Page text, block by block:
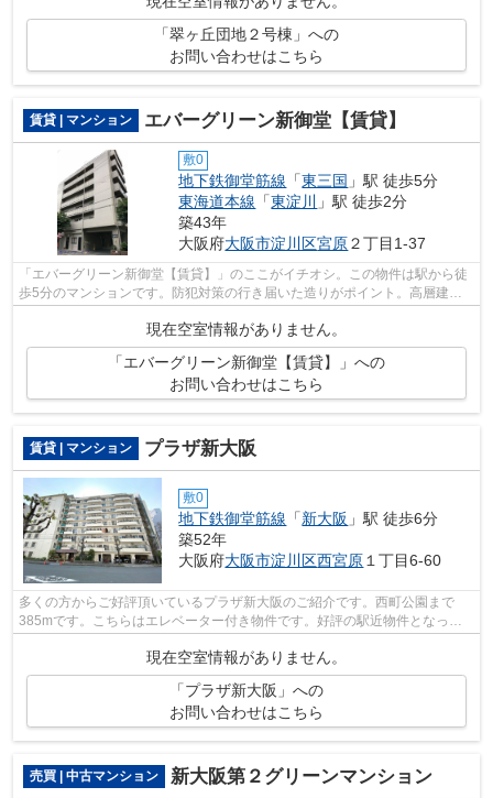
「翠ヶ丘団地２号棟」への
お問い合わせはこちら
賃貸 | マンション エバーグリーン新御堂【賃貸】
敷0
地下鉄御堂筋線 「東三国 」駅 徒歩5分
東海道本線 「東淀川
」駅 徒歩2分
築43年
大阪府大阪市淀川区宮原２丁目1-37
「エバーグリーン新御堂【賃貸】」のここがイチオシ。この物件は駅から徒
歩5分のマンションです。防犯対策の行き届いた造りがポイント。高層建築
現在空室情報がありません。
「エバーグリーン新御堂【賃貸】」への
お問い合わせはこちら
賃貸 | マンション プラザ新大阪
敷0
地下鉄御堂筋線 「新大阪 」駅 徒歩6分
築52年
大阪府大阪市淀川区西宮原１丁目6-60
多くの方からご好評頂いているプラザ新大阪のご紹介です。西町公園まで
385mです。こちらはエレベーター付き物件です。好評の駅近物件となって
現在空室情報がありません。
「プラザ新大阪」への
お問い合わせはこちら
売買 | 中古マンション 新大阪第２グリーンマンション